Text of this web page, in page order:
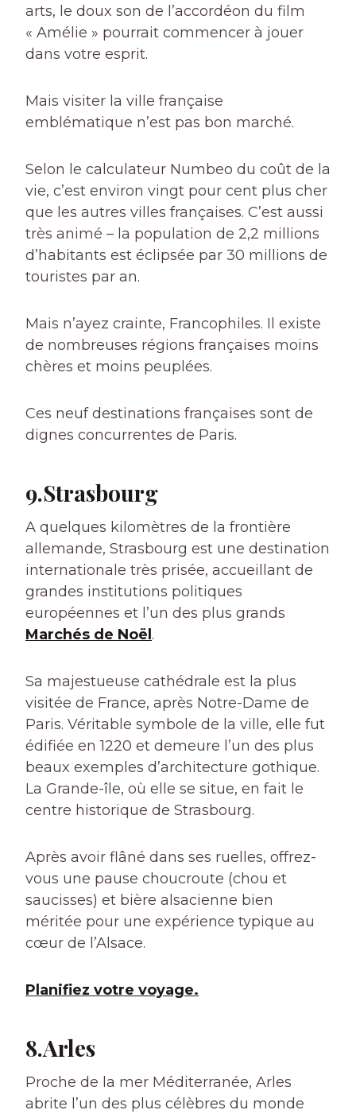
arts, le doux son de l’accordéon du film
« Amélie » pourrait commencer à jouer
dans votre esprit.
Mais visiter la ville française
emblématique n’est pas bon marché.
Selon le calculateur Numbeo du coût de la
vie, c’est environ vingt pour cent plus cher
que les autres villes françaises. C’est aussi
très animé – la population de 2,2 millions
d’habitants est éclipsée par 30 millions de
touristes par an.
Mais n’ayez crainte, Francophiles. Il existe
de nombreuses régions françaises moins
chères et moins peuplées.
Ces neuf destinations françaises sont de
dignes concurrentes de Paris.
9.Strasbourg
A quelques kilomètres de la frontière
allemande, Strasbourg est une destination
internationale très prisée, accueillant de
grandes institutions politiques
européennes et l’un des plus grands
Marchés de Noël.
Sa majestueuse cathédrale est la plus
visitée de France, après Notre-Dame de
Paris. Véritable symbole de la ville, elle fut
édifiée en 1220 et demeure l’un des plus
beaux exemples d’architecture gothique.
La Grande-île, où elle se situe, en fait le
centre historique de Strasbourg.
Après avoir flâné dans ses ruelles, offrez-
vous une pause choucroute (chou et
saucisses) et bière alsacienne bien
méritée pour une expérience typique au
cœur de l’Alsace.
Planifiez votre voyage.
8.Arles
Proche de la mer Méditerranée, Arles
abrite l’un des plus célèbres du monde